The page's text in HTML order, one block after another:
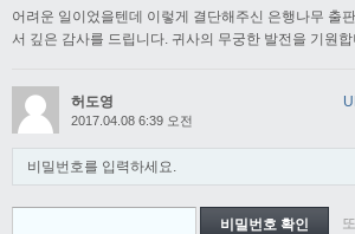
어려운 일이었을텐데 이렇게 결단해주신 은행나무 출
서 깊은 감사를 드립니다. 귀사의 무궁한 발전을 기원
허도영
2017.04.08 6:39 오전
비밀번호를 입력하세요.